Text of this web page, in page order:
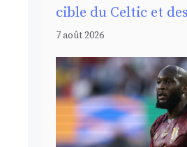
cible du Celtic et
7 août 2026